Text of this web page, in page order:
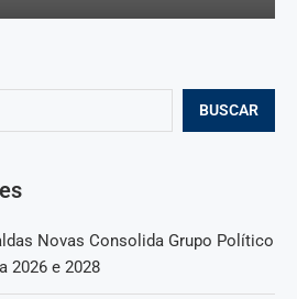
BUSCAR
Novas Consolida Grupo Político
2026 e 2028